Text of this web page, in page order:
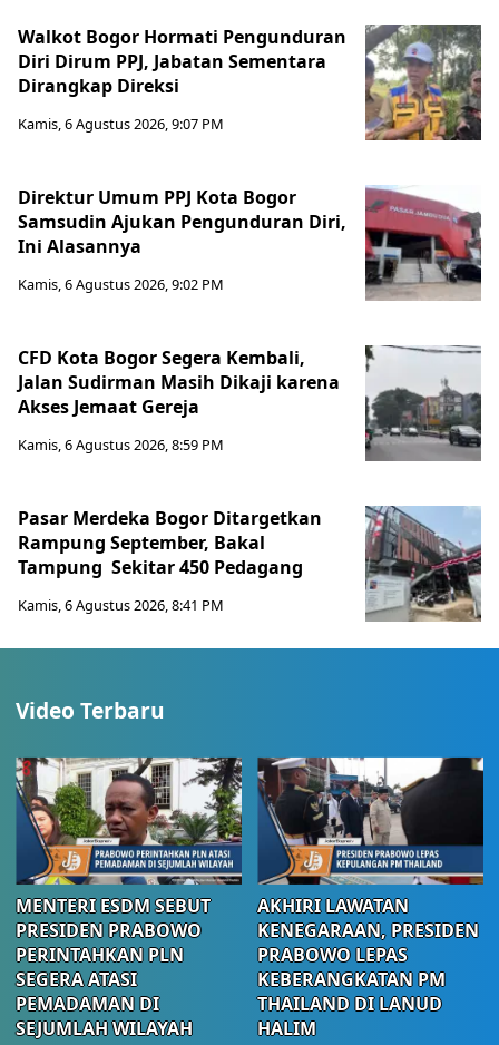
Walkot Bogor Hormati Pengunduran
Diri Dirum PPJ, Jabatan Sementara
Dirangkap Direksi
Kamis, 6 Agustus 2026, 9:07 PM
Direktur Umum PPJ Kota Bogor
Samsudin Ajukan Pengunduran Diri,
Ini Alasannya
Kamis, 6 Agustus 2026, 9:02 PM
CFD Kota Bogor Segera Kembali,
Jalan Sudirman Masih Dikaji karena
Akses Jemaat Gereja
Kamis, 6 Agustus 2026, 8:59 PM
Pasar Merdeka Bogor Ditargetkan
Rampung September, Bakal
Tampung Sekitar 450 Pedagang
Kamis, 6 Agustus 2026, 8:41 PM
Video Terbaru
MENTERI ESDM SEBUT
PRESIDEN PRABOWO
PERINTAHKAN PLN
SEGERA ATASI
PEMADAMAN DI
SEJUMLAH WILAYAH
AKHIRI LAWATAN
KENEGARAAN, PRESIDEN
PRABOWO LEPAS
KEBERANGKATAN PM
THAILAND DI LANUD
HALIM